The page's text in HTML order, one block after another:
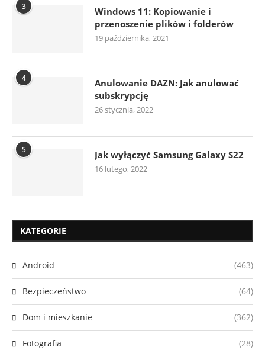
3
Windows 11: Kopiowanie i
przenoszenie plików i folderów
19 października, 2021
4
Anulowanie DAZN: Jak anulować
subskrypcję
26 stycznia, 2022
5 Jak wyłączyć Samsung Galaxy S22
16 lutego, 2022
KATEGORIE
Android (463)
Bezpieczeństwo (64)
Dom i mieszkanie (362)
Fotografia (28)